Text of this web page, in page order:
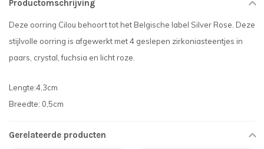
Productomschrijving
Deze oorring Cilou behoort tot het Belgische label Silver Rose. Deze
stijlvolle oorring is afgewerkt met 4 geslepen zirkoniasteentjes in
paars, crystal, fuchsia en licht roze.
Lengte:4,3cm
Breedte: 0,5cm
Gerelateerde producten